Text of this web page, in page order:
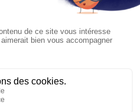
pastorale du pape Léon
à suivre sur KTO le
en Uruguay, Argentine et
6 au 17 novembre 2026